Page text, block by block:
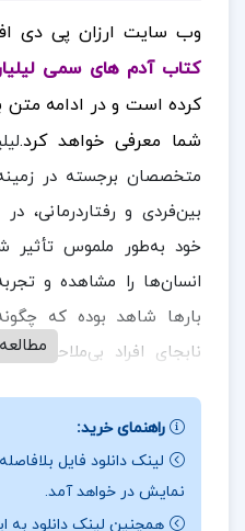
وب سایت ارزان پی دی
کتاب آدم های سمی
کرده است و در ادامه متن
شما معرفی خواهد کرد.
متخصصان برجسته در زمینه
بین‌فردی و رفتاردرمانی،
خود به‌طور ملموس تأثیر
انسان‌ها را مشاهده و
بارها شاهد بوده که
نابجای افراد بی‌ملاحظه
داشته باشد.در ادامه همراه
نقد و بررسی کتاب آدم
باید بپذیریم که پیام‌های
راهنمای خرید:
لینک دانلود فایل
نمایش در خواهد آمد.
همچنین لینک دانلود به